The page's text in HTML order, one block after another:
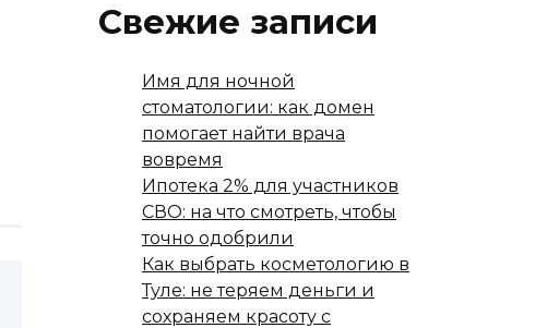
Свежие записи
Имя для ночной
стоматологии: как домен
помогает найти врача
вовремя
Ипотека 2% для участников
СВО: на что смотреть, чтобы
точно одобрили
Как выбрать косметологию в
Туле: не теряем деньги и
сохраняем красоту с